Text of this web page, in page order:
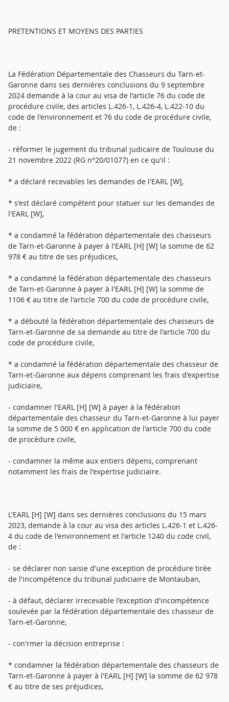
PRETENTIONS ET MOYENS DES PARTIES
La Fédération Départementale des Chasseurs du Tarn-et-
Garonne dans ses dernières conclusions du 9 septembre
2024 demande à la cour au visa de l'article 76 du code de
procédure civile, des articles L.426-1, L.426-4, L.422-10 du
code de l'environnement et 76 du code de procédure civile,
de :
- réformer le jugement du tribunal judicaire de Toulouse du
21 novembre 2022 (RG n°20/01077) en ce qu'il :
* a déclaré recevables les demandes de l'EARL [W],
* s'est déclaré compétent pour statuer sur les demandes de
l'EARL [W],
* a condamné la fédération départementale des chasseurs
de Tarn-et-Garonne à payer à l'EARL [H] [W] la somme de 62
978 € au titre de ses préjudices,
* a condamné la fédération départementale des chasseurs
de Tarn-et-Garonne à payer à l'EARL [H] [W] la somme de
1106 € au titre de l'article 700 du code de procédure civile,
* a débouté la fédération départementale des chasseurs de
Tarn-et-Garonne de sa demande au titre de l'article 700 du
code de procédure civile,
* a condamné la fédération départementale des chasseur de
Tarn-et-Garonne aux dépens comprenant les frais d'expertise
judiciaire,
- condamner l'EARL [H] [W] à payer à la fédération
départementale des chasseur du Tarn-et-Garonne à lui payer
la somme de 5 000 € en application de l'article 700 du code
de procédure civile,
- condamner la même aux entiers dépens, comprenant
notamment les frais de l'expertise judiciaire.
L'EARL [H] [W] dans ses dernières conclusions du 15 mars
2023, demande à la cour au visa des articles L.426-1 et L.426-
4 du code de l'environnement et l'article 1240 du code civil,
de :
- se déclarer non saisie d'une exception de procédure tirée
de l'incompétence du tribunal judiciaire de Montauban,
- à défaut, déclarer irrecevable l'exception d'incompétence
soulevée par la fédération départementale des chasseur de
Tarn-et-Garonne,
- con'rmer la décision entreprise :
* condamner la fédération départementale des chasseurs de
Tarn-et-Garonne à payer à l'EARL [H] [W] la somme de 62 978
€ au titre de ses préjudices,